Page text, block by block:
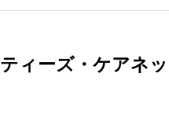
ィーズ・ケアネ